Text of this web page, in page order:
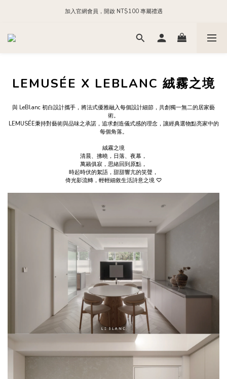
每日 24:00 前下單，現貨商品隔日出貨
LEMUSÉE X LEBLANC 絨霧之境
與 LeBlanc 初白設計攜手，將法式優雅融入每個設計細節，共創獨一無二的居家藝
術。
LEMUSÉE秉持對藝術與品味之承諾，追求創造儀式感的理念，讓經典選物點亮家中的
每個角落。
絨霧之境
清晨、拂曉，日落、夜幕，
萬籟俱寂，思緒回到原點，
時起時伏的絮語，甜甜響亢的笑聲，
倚光影流轉，輕輕細敘生活詩意之境 ♡